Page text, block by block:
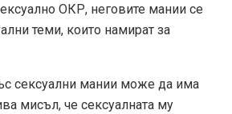
ОКР, неговите мании се
теми, които намират за
сексуални мании може да има
мисъл, че сексуалната му